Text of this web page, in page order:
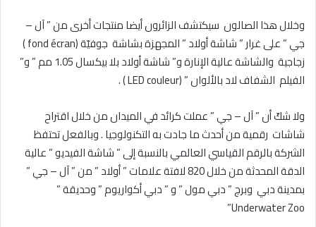
وخلال هذا الصالون سيكتشف الزائرون أيضا منتجات أخرى من ” آل –
جي ” على غرار ” شاشة أولاد ” المجهزة بشاشة جوفيّة (fond écran )
زجاجية والشاشة عالية الإنارة و” شاشة أولاد بلا بيكسال 1.05 مم ” و”
الفيلم الشفاف لاد بالألوان ” (LED couleur ) .
ولا شكّ أن ” آل – جي ” عملت كرائد في الميدان من خلال اقتراح
شاشات رقمية من أحدث ما جادت به التكنولوجيا . وبالفعل تحتفظ
الشركة بالرقم القياسي العالمي بالنسبة إلى ” شاشة الفيديو ” عالية
الدقة المحدثة من خلال 820 لافتة علامات ” أولاد ” من ” آل – جي ”
بمدينة دبي وبرج ” دبي مول ” و ” دبي أكواريوم ” وحديقة ”
Underwater Zoo”